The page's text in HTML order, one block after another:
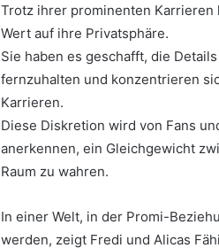
Trotz ihrer prominenten Karrieren
Wert auf ihre Privatsphäre.
Sie haben es geschafft, die
fernzuhalten und konzentrieren
Karrieren.
Diese Diskretion wird von Fans
anerkennen, ein Gleichgewicht
Raum zu wahren.
In einer Welt, in der Promi-
werden, zeigt Fredi und Alicas